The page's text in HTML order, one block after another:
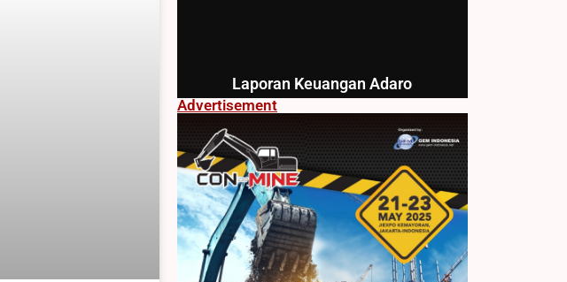
Laporan Keuangan Adaro
Advertisement